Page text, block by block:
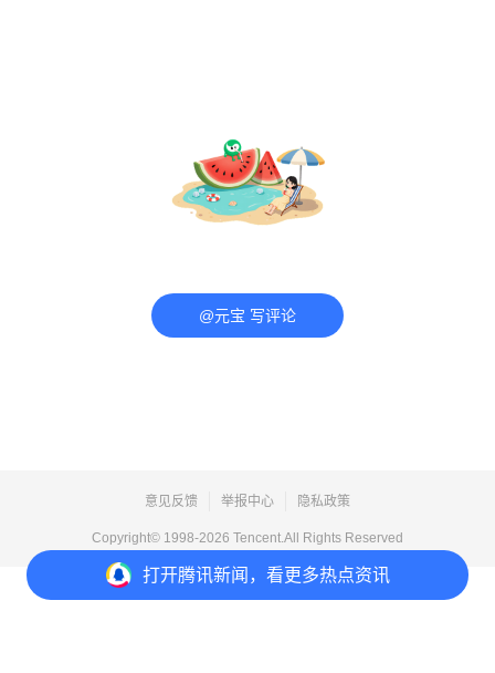
打开腾讯新闻，看更多热点资讯
@元宝 写评论
意见反馈 举报中心 隐私政策
Copyright© 1998-2026 Tencent.All Rights Reserved